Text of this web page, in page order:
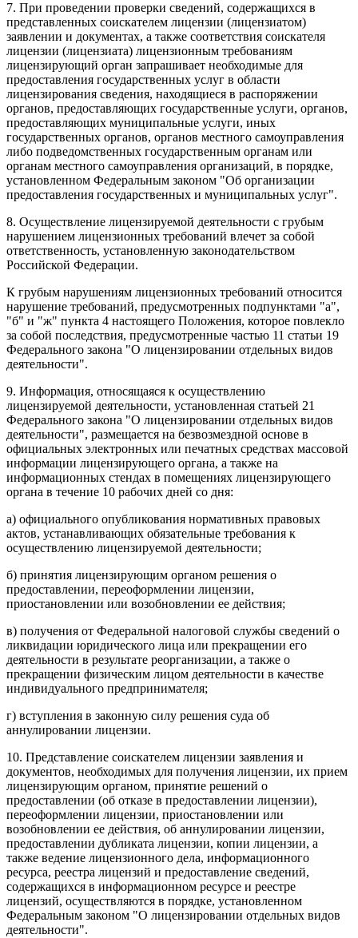
7. При проведении проверки сведений, содержащихся в
представленных соискателем лицензии (лицензиатом)
заявлении и документах, а также соответствия соискателя
лицензии (лицензиата) лицензионным требованиям
лицензирующий орган запрашивает необходимые для
предоставления государственных услуг в области
лицензирования сведения, находящиеся в распоряжении
органов, предоставляющих государственные услуги, органов,
предоставляющих муниципальные услуги, иных
государственных органов, органов местного самоуправления
либо подведомственных государственным органам или
органам местного самоуправления организаций, в порядке,
установленном Федеральным законом "Об организации
предоставления государственных и муниципальных услуг".
8. Осуществление лицензируемой деятельности с грубым
нарушением лицензионных требований влечет за собой
ответственность, установленную законодательством
Российской Федерации.
К грубым нарушениям лицензионных требований относится
нарушение требований, предусмотренных подпунктами "а",
"б" и "ж" пункта 4 настоящего Положения, которое повлекло
за собой последствия, предусмотренные частью 11 статьи 19
Федерального закона "О лицензировании отдельных видов
деятельности".
9. Информация, относящаяся к осуществлению
лицензируемой деятельности, установленная статьей 21
Федерального закона "О лицензировании отдельных видов
деятельности", размещается на безвозмездной основе в
официальных электронных или печатных средствах массовой
информации лицензирующего органа, а также на
информационных стендах в помещениях лицензирующего
органа в течение 10 рабочих дней со дня:
а) официального опубликования нормативных правовых
актов, устанавливающих обязательные требования к
осуществлению лицензируемой деятельности;
б) принятия лицензирующим органом решения о
предоставлении, переоформлении лицензии,
приостановлении или возобновлении ее действия;
в) получения от Федеральной налоговой службы сведений о
ликвидации юридического лица или прекращении его
деятельности в результате реорганизации, а также о
прекращении физическим лицом деятельности в качестве
индивидуального предпринимателя;
г) вступления в законную силу решения суда об
аннулировании лицензии.
10. Представление соискателем лицензии заявления и
документов, необходимых для получения лицензии, их прием
лицензирующим органом, принятие решений о
предоставлении (об отказе в предоставлении лицензии),
переоформлении лицензии, приостановлении или
возобновлении ее действия, об аннулировании лицензии,
предоставлении дубликата лицензии, копии лицензии, а
также ведение лицензионного дела, информационного
ресурса, реестра лицензий и предоставление сведений,
содержащихся в информационном ресурсе и реестре
лицензий, осуществляются в порядке, установленном
Федеральным законом "О лицензировании отдельных видов
деятельности".